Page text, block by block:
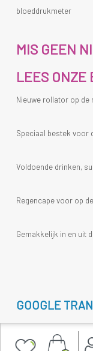
bloeddrukmeter
MIS GEEN
LEES ONZE
Nieuwe rollator op de
Speciaal bestek voor
Voldoende drinken,
Regencape voor op
Gemakkelijk in en uit
GOOGLE
Select Language